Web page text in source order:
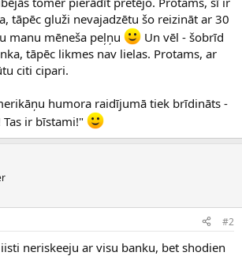
tāpēc gluži nevajadzētu šo reizināt ar 30
manu mēneša peļņu
Un vēl - šobrīd
tāpēc likmes nav lielas. Protams, ar
citi cipari.
humora raidījumā tiek brīdināts -
ir bīstami!"
#2
neriskeeju ar visu banku, bet shodien